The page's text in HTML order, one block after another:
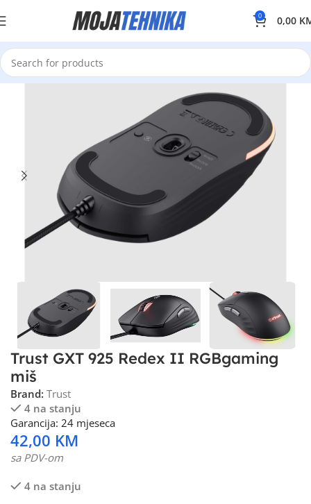
0 0,00
Trust GXT 925 Redex II RGBgaming
miš
Brand: Trust
4 na stanju
Garancija: 24 mjeseca
42,00 KM
sa PDV-om
4 na stanju